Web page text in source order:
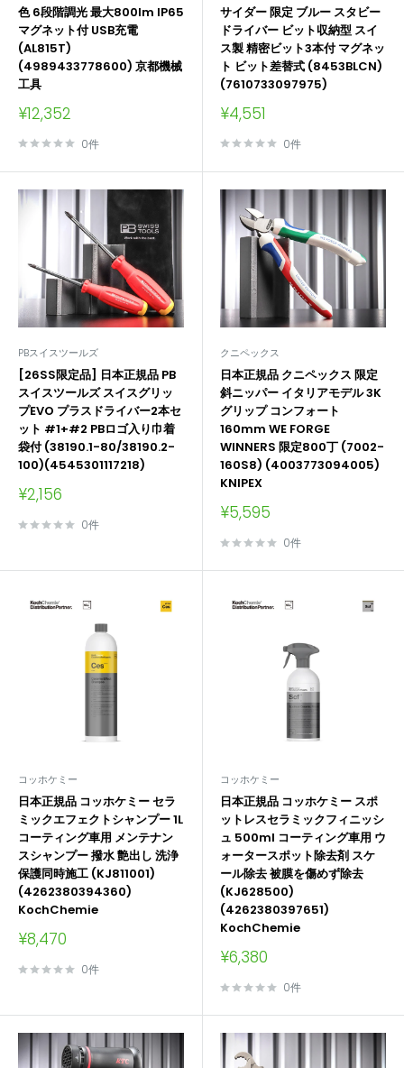
色 6段階調光 最大800lm IP65
マグネット付 USB充電
(AL815T)
(4989433778600) 京都機械
工具
販
価
¥12,352
0件
サイダー 限定 ブルー スタビー
ドライバー ビット収納型 スイ
ス製 精密ビット3本付 マグネッ
ト ビット差替式 (8453BLCN)
(7610733097975)
販
価
¥4,551
0件
PBスイスツールズ
[26SS限定品] 日本正規品 PB
スイスツールズ スイスグリッ
プEVO プラスドライバー2本セ
ット #1+#2 PBロゴ入り巾着
袋付 (38190.1-80/38190.2-
100)(4545301117218)
販
価
¥2,156
0件
クニペックス
日本正規品 クニペックス 限定
斜ニッパー イタリアモデル 3K
グリップ コンフォート
160mm WE FORGE
WINNERS 限定800丁 (7002-
160S8) (4003773094005)
KNIPEX
販
価
¥5,595
0件
コッホケミー
日本正規品 コッホケミー セラ
ミックエフェクトシャンプー 1L
コーティング車用 メンテナン
スシャンプー 撥水 艶出し 洗浄
保護同時施工 (KJ811001)
(4262380394360)
KochChemie
販
価
¥8,470
0件
コッホケミー
日本正規品 コッホケミー スポ
ットレスセラミックフィニッシ
ュ 500ml コーティング車用 ウ
ォータースポット除去剤 スケ
ール除去 被膜を傷めず除去
(KJ628500)
(4262380397651)
KochChemie
販
価
¥6,380
0件